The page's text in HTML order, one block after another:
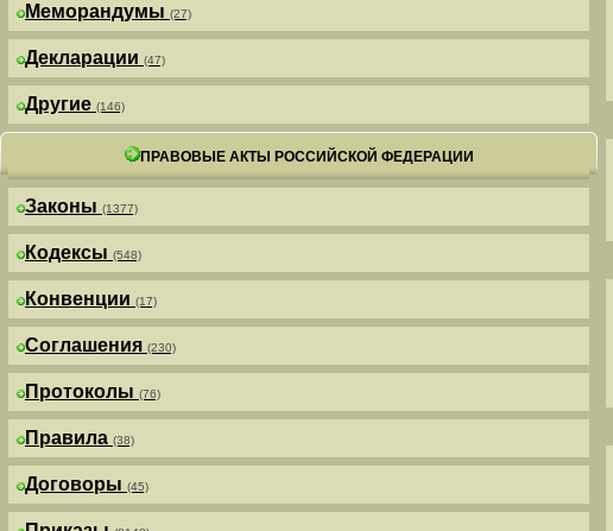
Меморандумы (27)
Декларации (47)
Другие (146)
ПРАВОВЫЕ АКТЫ РОССИЙСКОЙ ФЕДЕРАЦИИ
Законы (1377)
Кодексы (548)
Конвенции (17)
Соглашения (230)
Протоколы (76)
Правила (38)
Договоры (45)